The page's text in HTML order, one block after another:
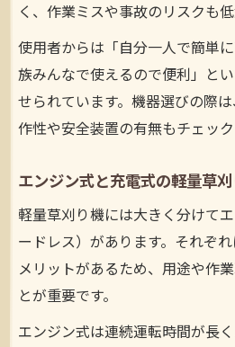
く、作業ミスや事故のリスクも低
使用者からは「自分一人で簡単
族みんなで使えるので便利」と
せられています。機器選びの際
作性や安全装置の有無もチェック
エンジン式と充電式の軽量草
軽量草刈り機には大きく分けて
ードレス）があります。それぞ
メリットがあるため、用途や作
とが重要です。
エンジン式は連続運転時間が長